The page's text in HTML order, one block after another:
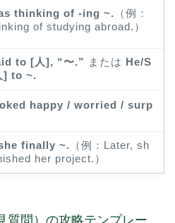
thinking of -ing ~.
（例：
of studying abroad.）
to [人], “〜.” または
He/S
] to ~.
happy / worried / surp
finally ~.
（例：Later, sh
her project.）
質問）の攻略テンプレー
ホーム
志の”ほぼ日刊”英語
学入試英語コラム
・英会話スピード表
学入試英語対策講座
素敵な英文フレー